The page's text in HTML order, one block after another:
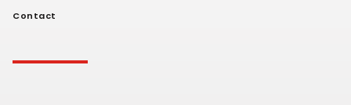
Contact